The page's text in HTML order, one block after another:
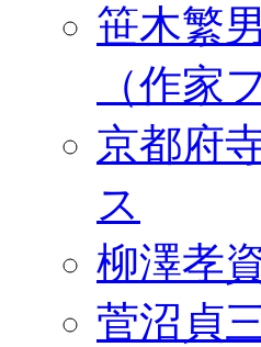
笹木繁
（作家
京都府
ス
柳澤孝
菅沼貞